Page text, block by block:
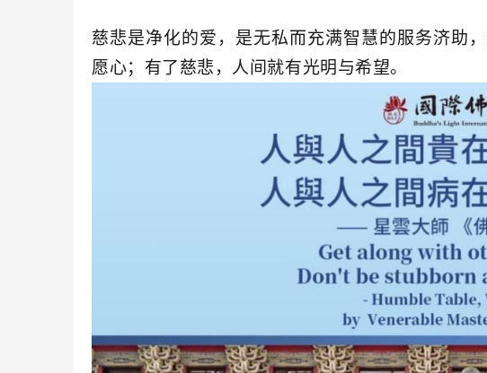
慈悲是净化的爱，是无私而充满智慧的服务济助
愿心；有了慈悲，人间就有光明与希望。